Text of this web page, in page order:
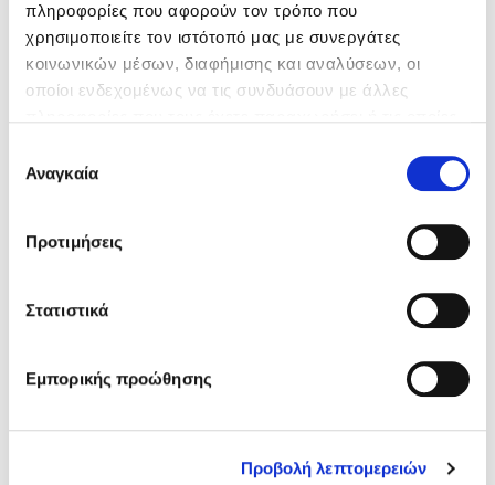
πληροφορίες που αφορούν τον τρόπο που
χρησιμοποιείτε τον ιστότοπό μας με συνεργάτες
κοινωνικών μέσων, διαφήμισης και αναλύσεων, οι
οποίοι ενδεχομένως να τις συνδυάσουν με άλλες
των υπηρεσιών τους.
συγκατάθεσης
Αναγκαία
Προτιμήσεις
Στατιστικά
Εμπορικής προώθησης
Προβολή λεπτομερειών
ΕΠΟΞΕΙΔΙΚΕΣ ΚΟΛΛΕΣ - ΡΗΤΙΝΕΣ